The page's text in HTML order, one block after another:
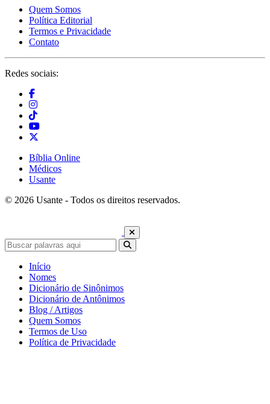
Quem Somos
Política Editorial
Termos e Privacidade
Contato
Redes sociais:
Bíblia Online
Médicos
Usante
© 2026 Usante - Todos os direitos reservados.
Início
Nomes
Dicionário de Sinônimos
Dicionário de Antônimos
Blog / Artigos
Quem Somos
Termos de Uso
Política de Privacidade